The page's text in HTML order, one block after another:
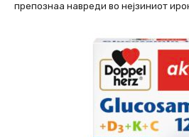
препознаа навреди во нејзиниот